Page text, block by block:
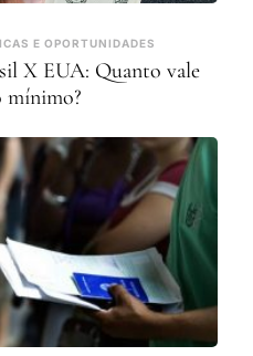
E OPORTUNIDADES
X EUA: Quanto vale
mínimo?